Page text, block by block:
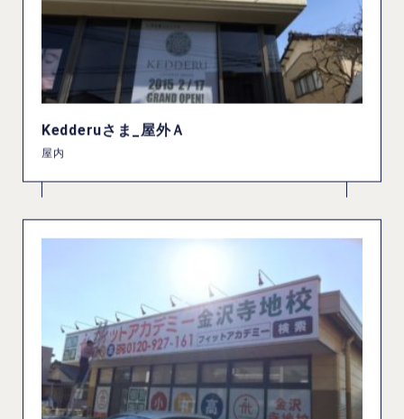
Kedderuさま_屋外Ａ
屋内